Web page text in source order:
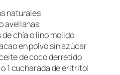
naturales
avellanas
chía o lino molido
en polvo sin azúcar
de coco derretido
1 cucharada de eritritol